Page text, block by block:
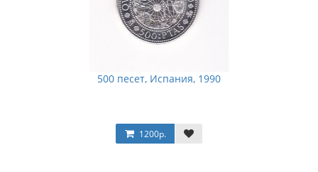
500 песет, Испания, 1990
1200р.